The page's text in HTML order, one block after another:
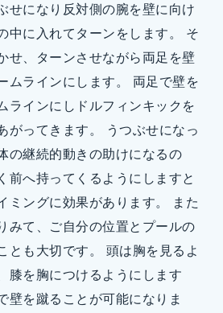
せになり反対側の腕を壁に向け
中に入れてターンをします。 そ
せ、ターンさせながら両足を壁
ムラインにします。 両足で壁を
ラインにしドルフィンキックを
がってきます。 うつぶせになっ
の継続的動きの助けになるの
前へ持ってくるようにしますと
ミングに効果があります。 また
みて、ご自分の位置とプールの
とも大切です。 頭は胸を見るよ
膝を胸につけるようにします
壁を蹴ることが可能になりま